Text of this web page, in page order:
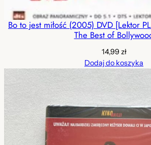
Bo to jest miłość (2005) DVD [Lektor
The Best of
14,99 zł
Dodaj do koszyka